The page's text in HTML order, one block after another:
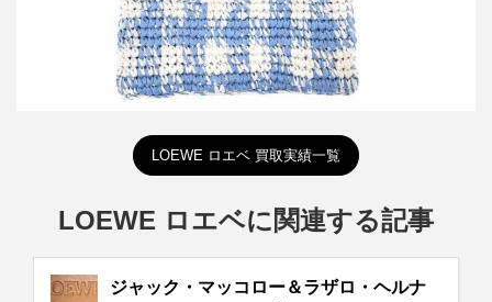
LOEWE ロエベ 買取実績一覧
LOEWE ロエベに関連する記事
ジャック・マッコロー＆ラザロ・ヘルナ